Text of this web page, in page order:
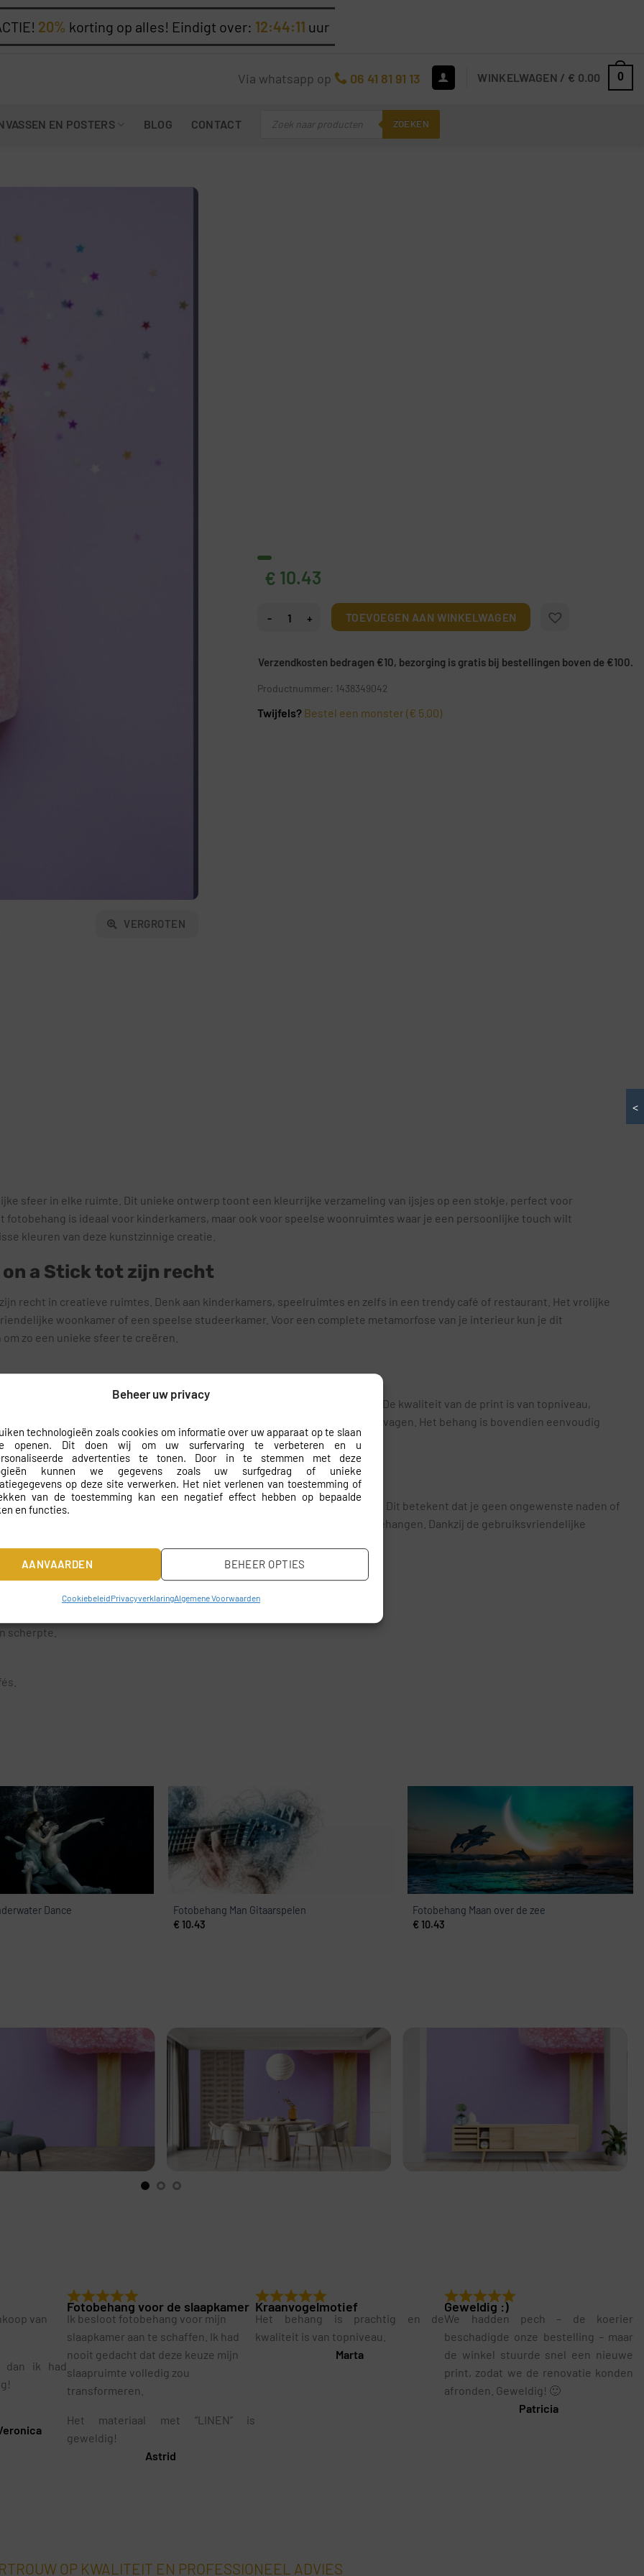
Beheer uw privacy
technologieën zoals cookies om informatie over uw apparaat op te slaan
openen. Dit doen wij om uw surfervaring te verbeteren en u
advertenties te tonen. Door in te stemmen met deze
kunnen we gegevens zoals uw surfgedrag of unieke
op deze site verwerken. Het niet verlenen van toestemming of
van de toestemming kan een negatief effect hebben op bepaalde
en functies.
AANVAARDEN BEHEER OPTIES
CookiebeleidPrivacyverklaringAlgemene Voorwaarden
20% korting op alles! Eindigt over: 12:44:10 uur
Via whatsapp op 06 41 81 91 13 WINKELWAGEN / € 0.00 0
EN POSTERS BLOG CONTACT
zoeken
ZOEKEN
VERGROTEN
€ 10.43
Fotobehang Ice Cream on a Stick aantal
TOEVOEGEN AAN WINKELWAGEN
Verzendkosten bedragen €10, bezorging is gratis bij bestellingen boven de €100.
Productnummer: 1438349042
Twijfels? Bestel een monster (€ 5.00)
sfeer in elke ruimte. Dit unieke ontwerp toont een kleurrijke verzameling van ijsjes op een stokje, perfect voor
is ideaal voor kinderkamers, maar ook voor speelse woonruimtes waar je een persoonlijke touch wilt
kleuren van deze kunstzinnige creatie.
on a Stick tot zijn recht
recht in creatieve ruimtes. Denk aan kinderkamers, speelruimtes en zelfs in een trendy café of restaurant. Het vrolijke
woonkamer of een speelse studeerkamer. Voor een complete metamorfose van je interieur kun je dit
zo een unieke sfeer te creëren.
vliesbehang, wat zorgt voor een eenvoudige en duurzame toepassing. De kwaliteit van de print is van topniveau,
je lang kunt genieten van het mooie ontwerp zonder dat de kleuren vervagen. Het behang is bovendien eenvoudig
dat het op maat gemaakt wordt, zodat het perfect aansluit bij jouw muren. Dit betekent dat je geen ongewenste naden of
door iedereen worden uitgevoerd, zelfs als je geen ervaring hebt met behangen. Dankzij de gebruiksvriendelijke
plek.
scherpte.
Dance
Fotobehang Man Gitaarspelen
€ 10.43
Fotobehang Maan over de zee
€ 10.43
van
dan ik had
Fotobehang voor de slaapkamer
Ik besloot fotobehang voor mijn
slaapkamer aan te schaffen. Ik had
nooit gedacht dat deze keuze mijn
slaapruimte volledig zou
transformeren.
Het materiaal met “LINEN” is
geweldig!
Astrid
Kraanvogelmotief
Het behang is prachtig en de
kwaliteit is van topniveau.
Marta
Geweldig :)
We hadden pech – de koerier
beschadigde onze bestelling – maar
de winkel stuurde snel een nieuwe
print, zodat we de renovatie konden
afronden. Geweldig! 🙂
Patricia
OP KWALITEIT EN PROFESSIONEEL ADVIES
<